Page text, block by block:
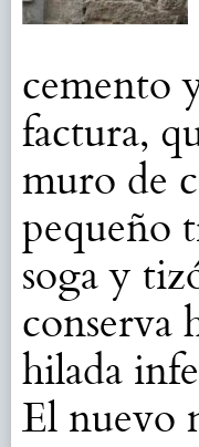
cemento
factura,
muro de
pequeño
soga y
conserva
hilada
El nuevo